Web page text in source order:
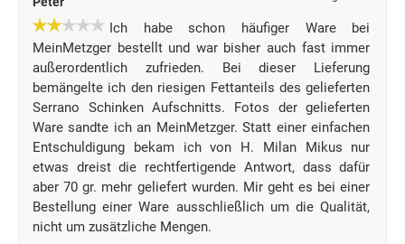
Ich habe schon häufiger Ware bei
MeinMetzger bestellt und war bisher auch fast immer
außerordentlich zufrieden. Bei dieser Lieferung
bemängelte ich den riesigen Fettanteils des gelieferten
Serrano Schinken Aufschnitts. Fotos der gelieferten
Ware sandte ich an MeinMetzger. Statt einer einfachen
Entschuldigung bekam ich von H. Milan Mikus nur
etwas dreist die rechtfertigende Antwort, dass dafür
aber 70 gr. mehr geliefert wurden. Mir geht es bei einer
Bestellung einer Ware ausschließlich um die Qualität,
nicht um zusätzliche Mengen.